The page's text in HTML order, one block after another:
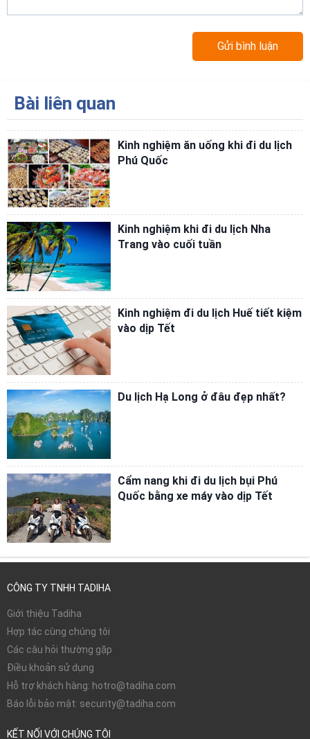
Bài liên quan
Kinh nghiệm ăn uống khi đi du lịch
Phú Quốc
Kinh nghiệm khi đi du lịch Nha
Trang vào cuối tuần
​Kinh nghiệm đi du lịch Huế tiết kiệm
vào dịp Tết
Du lịch Hạ Long ở đâu đẹp nhất?
Cẩm nang khi đi du lịch bụi Phú
Quốc bằng xe máy vào dịp Tết
CÔNG TY TNHH TADIHA
Giới thiệu Tadiha
Hợp tác cùng chúng tôi
Các câu hỏi thường gặp
Điều khoản sử dụng
Hỗ trợ khách hàng: hotro@tadiha.com
Báo lỗi bảo mật: security@tadiha.com
KẾT NỐI VỚI CHÚNG TÔI